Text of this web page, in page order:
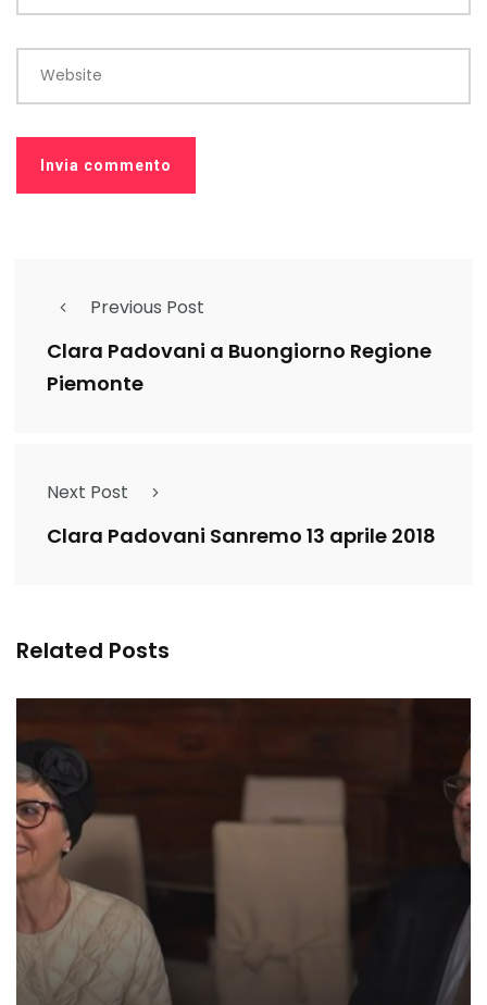
Website
Previous Post
Clara Padovani a Buongiorno Regione
Piemonte
Next Post
Clara Padovani Sanremo 13 aprile 2018
Related Posts